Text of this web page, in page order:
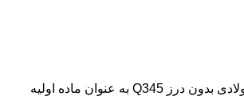
استفاده از لوله فولادی بدون درز Q345 به عنوان ماده اولیه